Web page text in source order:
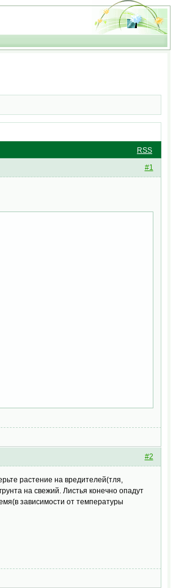
RSS
#1
#2
растение на вредителей(тля,
на свежий. Листья конечно опадут
зависимости от температуры